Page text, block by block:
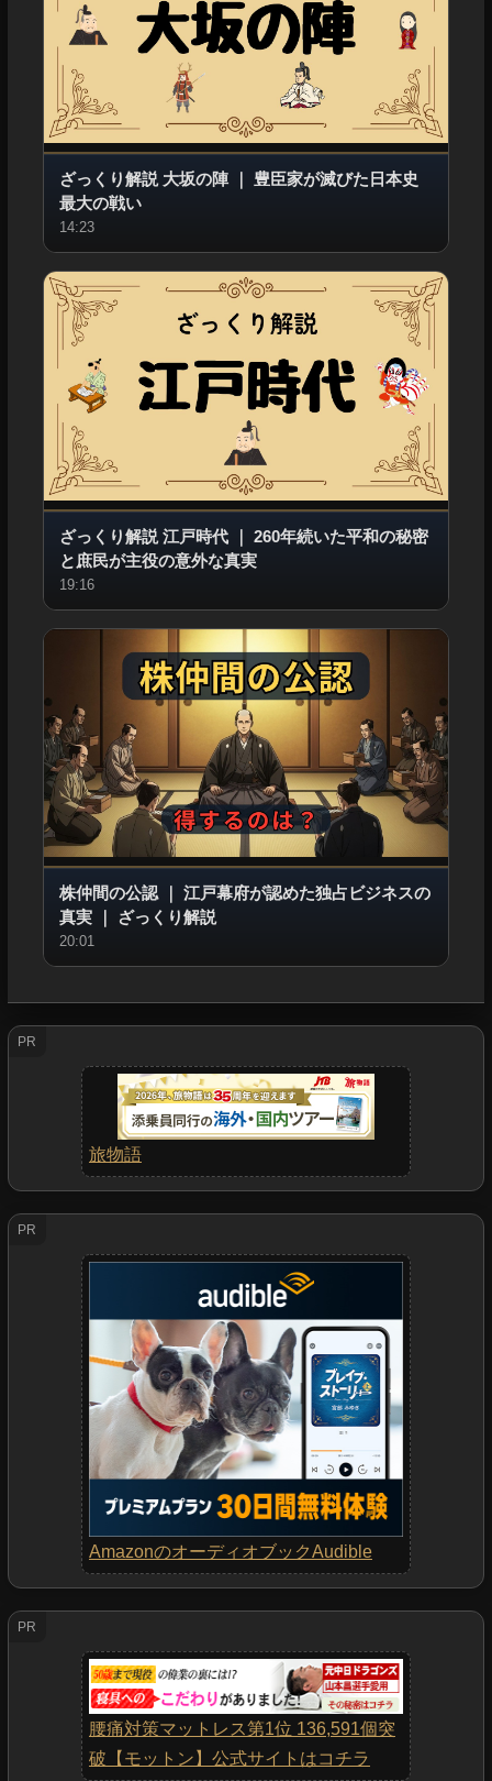
ざっくり解説 大坂の陣｜ 豊臣家が滅びた日本史
最大の戦い
14:23
ざっくり解説 江戸時代｜ 260年続いた平和の秘密
と庶民が主役の意外な真実
19:16
株仲間の公認｜ 江戸幕府が認めた独占ビジネスの
真実｜ ざっくり解説
20:01
PR
旅物語
PR
AmazonのオーディオブックAudible
PR
腰痛対策マットレス第1位 136,591個突
破【モットン】公式サイトはコチラ